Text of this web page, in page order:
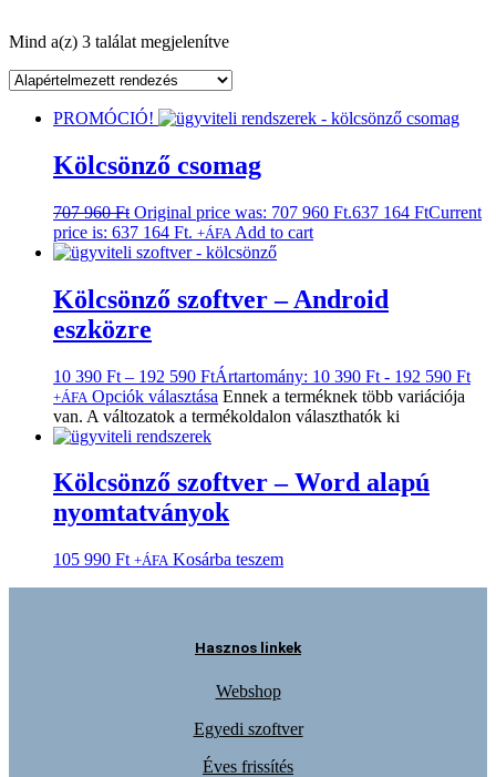
Mind a(z) 3 találat megjelenítve
PROMÓCIÓ!
Kölcsönző csomag
707 960Ft Original price was: 707 960 Ft.637 164 FtCurrent
price is: 637 164 Ft. +ÁFA Add to cart
Kölcsönző szoftver – Android
eszközre
10 390 Ft – 192 590 FtÁrtartomány: 10 390 Ft - 192 590 Ft
+ÁFA Opciók választása Ennek a terméknek több variációja
van. A változatok a termékoldalon választhatók ki
Kölcsönző szoftver – Word alapú
nyomtatványok
105 990 Ft +ÁFA Kosárba teszem
Hasznos linkek
Webshop
Egyedi szoftver
Éves frissítés